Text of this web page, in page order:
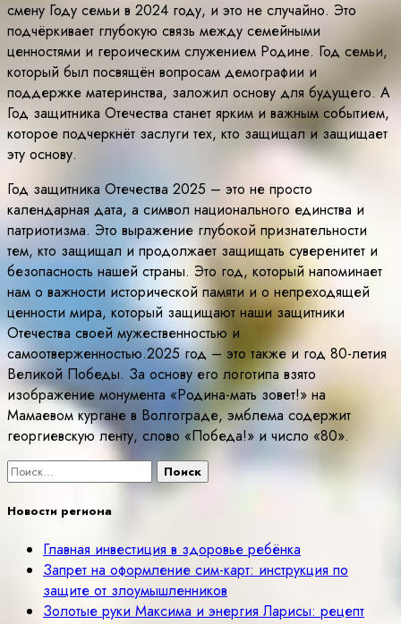
смену Году семьи в 2024 году, и это не случайно. Это
подчёркивает глубокую связь между семейными
ценностями и героическим служением Родине. Год семьи,
который был посвящён вопросам демографии и
поддержке материнства, заложил основу для будущего. А
Год защитника Отечества станет ярким и важным событием,
которое подчеркнёт заслуги тех, кто защищал и защищает
эту основу.
Год защитника Отечества 2025 – это не просто
календарная дата, а символ национального единства и
патриотизма. Это выражение глубокой признательности
тем, кто защищал и продолжает защищать суверенитет и
безопасность нашей страны. Это год, который напоминает
нам о важности исторической памяти и о непреходящей
ценности мира, который защищают наши защитники
Отечества своей мужественностью и
самоотверженностью.2025 год – это также и год 80-летия
Великой Победы. За основу его логотипа взято
изображение монумента «Родина-мать зовет!» на
Мамаевом кургане в Волгограде, эмблема содержит
георгиевскую ленту, слово «Победа!» и число «80».
Найти:
Новости региона
Главная инвестиция в здоровье ребёнка
Запрет на оформление сим-карт: инструкция по
защите от злоумышленников
Золотые руки Максима и энергия Ларисы: рецепт